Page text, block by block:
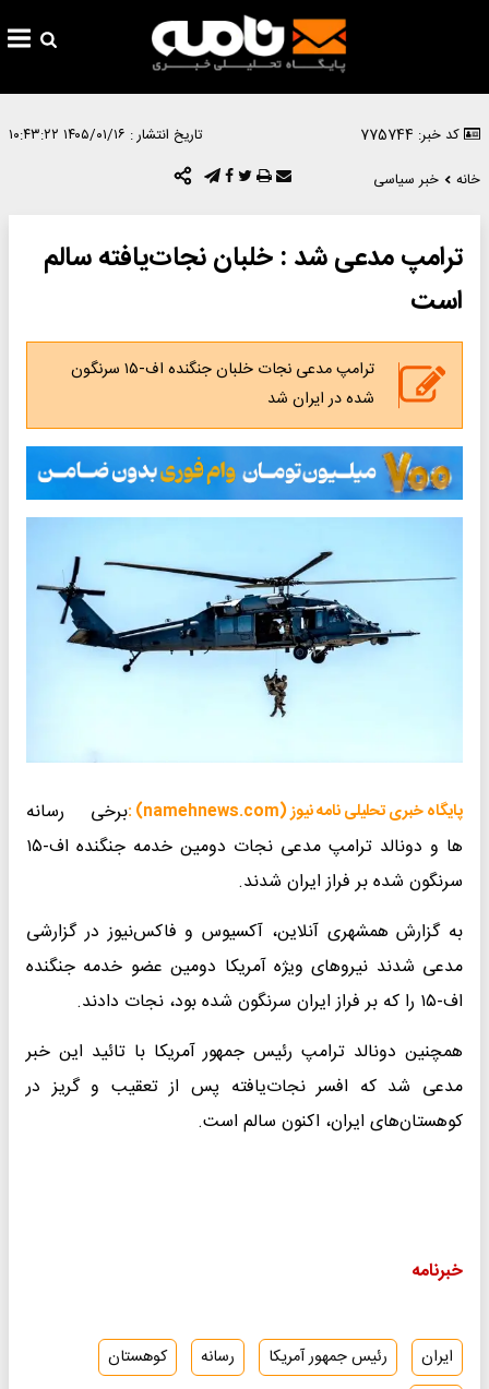
کد خبر: 775744 تاریخ انتشار : ۱۴۰۵/۰۱/۱۶ ۱۰:۴۳:۲۲
خانه
خبر سیاسی
ترامپ مدعی شد : خلبان نجات‌یافته سالم
است
ترامپ مدعی نجات خلبان جنگنده اف-۱۵ سرنگون
شده در ایران شد
پایگاه خبری تحلیلی نامه نیوز (namehnews.com) :
برخی رسانه
ها و دونالد ترامپ مدعی نجات دومین خدمه جنگنده اف-۱۵
سرنگون شده بر فراز ایران شدند.
به گزارش همشهری آنلاین، آکسیوس و فاکس‌نیوز در گزارشی
مدعی شدند نیروهای ویژه آمریکا دومین عضو خدمه جنگنده
اف-۱۵ را که بر فراز ایران سرنگون شده بود، نجات دادند.
همچنین دونالد ترامپ رئیس جمهور آمریکا با تائید این خبر
مدعی شد که افسر نجات‌یافته پس از تعقیب و گریز در
کوهستان‌های ایران، اکنون سالم است.
خبرنامه
ایران رئیس جمهور آمریکا رسانه
کوهستان